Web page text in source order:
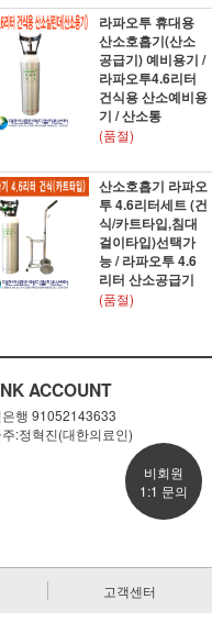
라파오투 휴대용
산소호흡기(산소
공급기) 예비용기 /
라파오투4.6리터
건식용 산소예비용
기 / 산소통
(품절)
산소호흡기 라파오
투 4.6리터세트 (건
식/카트타입,침대
걸이타입)선택가
능 / 라파오투 4.6
리터 산소공급기
(품절)
ACCOUNT
은행 91052143633
:정혁진(대한의료인)
비회원
1:1 문의
고객센터